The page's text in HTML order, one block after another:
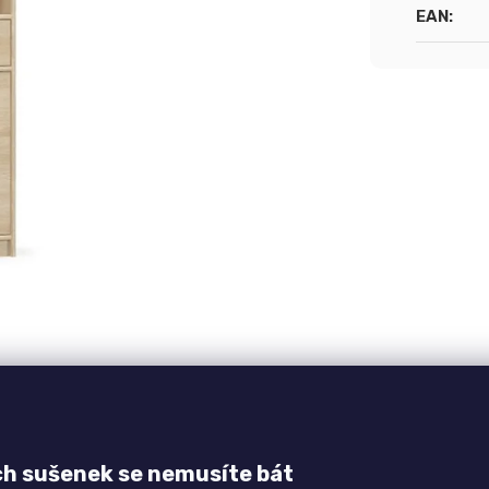
sušenek se nemusíte bát
EAN: